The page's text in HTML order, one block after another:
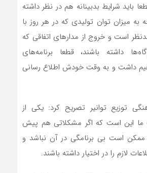
باید شرایط بدبینانه هم در نظر داشته
به میزان توان تولیدی که در هر روز با
است و خروج از مدارهای اتفاقی که
داشته باشند، قطعا برنامه‌های
داشت و به وقت خودش اطلاع رسانی
توزیع توانیر تصریح کرد: یکی از
ما این است که اگر مشکلاتی هم پیش
ممکن است بی برنامگی در آن نباشد و
لازم را در اختیار داشته باشند.